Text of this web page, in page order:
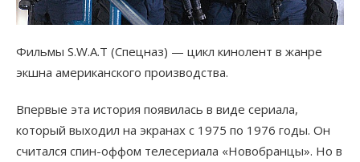
Фильмы S.W.A.T (Спецназ) — цикл кинолент в жанре
экшна американского производства.
Впервые эта история появилась в виде сериала,
который выходил на экранах с 1975 по 1976 годы. Он
считался спин-оффом телесериала «Новобранцы». Но в